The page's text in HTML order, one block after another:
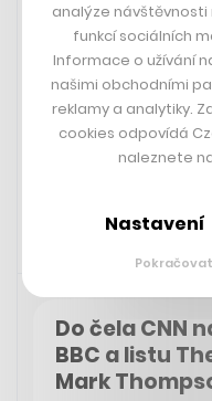
Londýn
starých aut
Praze zatím
VOJTĚCH SEDLÁČEK
30. 8. 2023 18:06
Do čela CNN
BBC a listu
Mark
analýze
funkcí sociálních
Informace o užívání
našimi obchodními
reklamy a analytiky.
cookies odpovídá
naleznete
Nastavení